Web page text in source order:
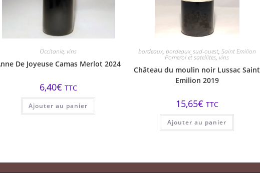
Occitanie,vins
De Joyeuse Camas Merlot 2024
6,40€ TTC
Ajouter au panier
bordeaux, bordeaux_sud-ouest, Saint Emilion
Pomerol et satellites,vins
Château du moulin noir Lussac Saint
Emilion 2019
15,65€ TTC
Ajouter au panier